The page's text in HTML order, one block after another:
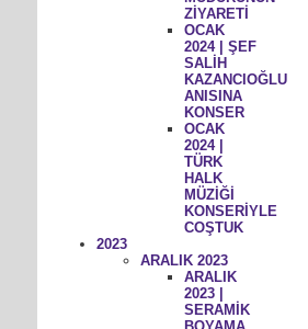
ZİYARETİ
OCAK
2024 | ŞEF
SALİH
KAZANCIOĞLU
ANISINA
KONSER
OCAK
2024 |
TÜRK
HALK
MÜZİĞİ
KONSERİYLE
COŞTUK
2023
ARALIK 2023
ARALIK
2023 |
SERAMİK